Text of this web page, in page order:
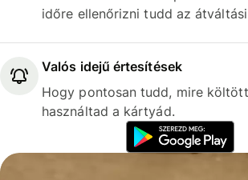
időre ellenőrizni tudd az
Valós idejű értesítések
Hogy pontosan tudd, mire
használtad a kártyád.